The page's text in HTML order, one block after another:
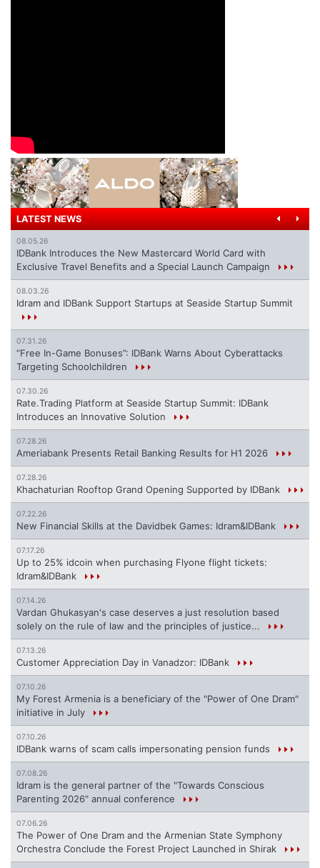
LATEST NEWS
08.05.26
IDBank Introduces the New Mastercard World Card with
Exclusive Travel Benefits and a Special Launch Campaign
08.03.26
Idram and IDBank Support Startups at Seaside Startup Summit
07.31.26
“Free In-Game Bonuses”: IDBank Warns About Cyberattacks
Targeting Schoolchildren
07.30.26
Rate.Trading Platform at Seaside Startup Summit: IDBank
Introduces an Innovative Solution
07.28.26
Ameriabank Presents Retail Banking Results for H1 2026
07.28.26
Khachaturian Rooftop Grand Opening Supported by IDBank
07.22.26
New Financial Skills at the Davidbek Games: Idram&IDBank
07.17.26
Up to 25% idcoin when purchasing Flyone flight tickets:
Idram&IDBank
07.14.26
Vardan Ghukasyan's case deserves a just resolution based
solely on the rule of law and the principles of justice...
07.13.26
Customer Appreciation Day in Vanadzor: IDBank
07.10.26
My Forest Armenia is a beneficiary of the "Power of One Dram"
initiative in July
07.10.26
IDBank warns of scam calls impersonating pension funds
07.08.26
Idram is the general partner of the "Towards Conscious
Parenting 2026" annual conference
07.06.26
The Power of One Dram and the Armenian State Symphony
Orchestra Conclude the Forest Project Launched in Shirak